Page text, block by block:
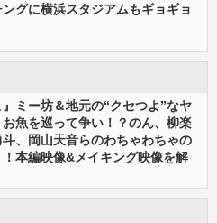
グに横浜スタジアムもギョギョ
』ミー坊＆地元の“クセつよ”なヤ
お魚を巡って争い！？のん、柳楽
、岡山天音らのわちゃわちゃの
！本編映像&メイキング映像を解